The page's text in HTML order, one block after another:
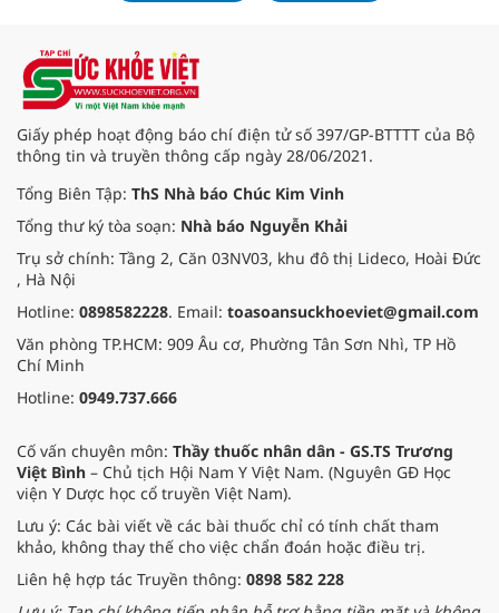
Giấy phép hoạt động báo chí điện tử số 397/GP-BTTTT của Bộ
thông tin và truyền thông cấp ngày 28/06/2021.
Tổng Biên Tập: ThS Nhà báo Chúc Kim Vinh
Tổng thư ký tòa soạn: Nhà báo Nguyễn Khải
Trụ sở chính: Tầng 2, Căn 03NV03, khu đô thị Lideco, Hoài Đức
, Hà Nội
Hotline: 0898582228. Email: toasoansuckhoeviet@gmail.com
Văn phòng TP.HCM: 909 Âu cơ, Phường Tân Sơn Nhì, TP Hồ
Chí Minh
Hotline: 0949.737.666
Cố vấn chuyên môn: Thầy thuốc nhân dân - GS.TS Trương
Việt Bình – Chủ tịch Hội Nam Y Việt Nam. (Nguyên GĐ Học
viện Y Dược học cổ truyền Việt Nam).
Lưu ý: Các bài viết về các bài thuốc chỉ có tính chất tham
khảo, không thay thế cho việc chẩn đoán hoặc điều trị.
Liên hệ hợp tác Truyền thông: 0898 582 228